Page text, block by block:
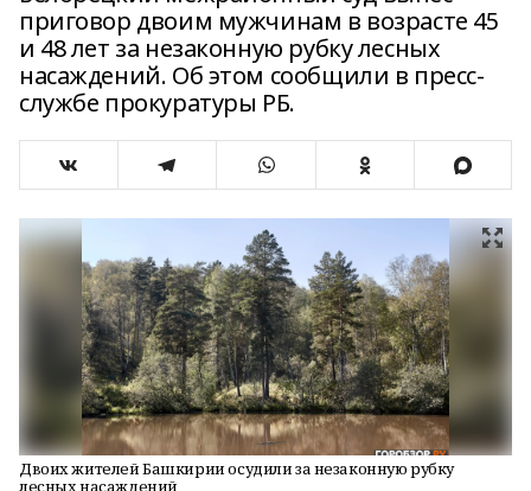
приговор двоим мужчинам в возрасте 45
и 48 лет за незаконную рубку лесных
насаждений. Об этом сообщили в пресс-
службе прокуратуры РБ.
Двоих жителей Башкирии осудили за незаконную рубку
лесных насаждений